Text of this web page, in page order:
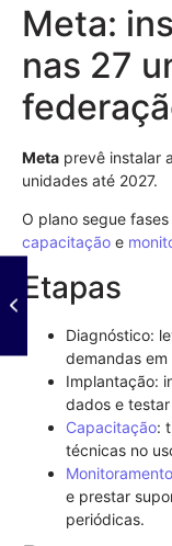
Meta:
nas 27
Meta prevê instalar
unidades até 2027.
O plano segue
capacitação e
Etapas
Diagnóstico:
demandas
Implantação:
dados e
Capacitação:
técnicas no
Monitoramento
e prestar
periódicas.